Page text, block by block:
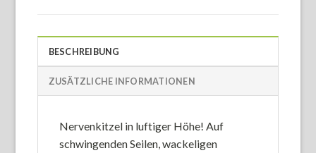
BESCHREIBUNG
ZUSÄTZLICHE INFORMATIONEN
Nervenkitzel in luftiger Höhe! Auf
schwingenden Seilen, wackeligen